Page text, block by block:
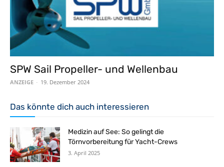
SPW Sail Propeller- und Wellenbau
ANZEIGE - 19. Dezember 2024
Das könnte dich auch interessieren
Medizin auf See: So gelingt die
Törnvorbereitung für Yacht-Crews
3. April 2025